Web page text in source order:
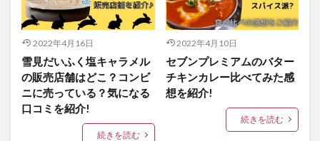
2022年4月16日
雪見だいふく塩キャラメル
の販売店舗はどこ？コンビ
ニに売っている？気になる
口コミを紹介!
続きを読む
2022年4月10日
セブンプレミアムのバター
チキンカレー比べてみた感
想を紹介!
続きを読む